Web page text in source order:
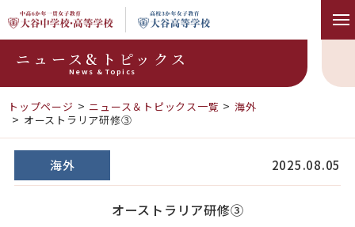
ニュース&トピックス
News & Topics
トップページ ニュース＆トピックス一覧
海外
オーストラリア研修③
海外 2025.08.05
オーストラリア研修③